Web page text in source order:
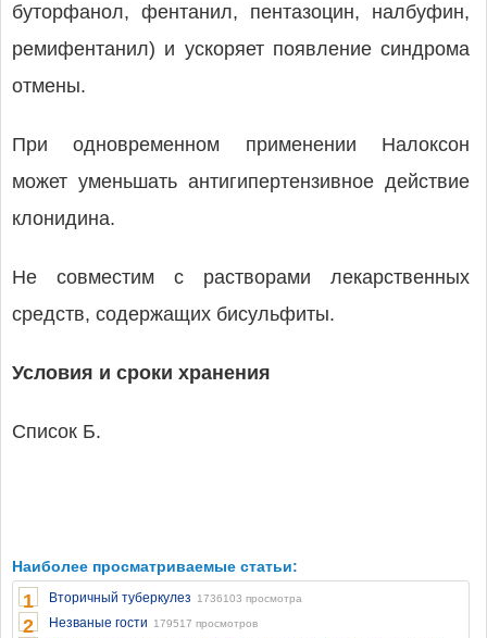
буторфанол, фентанил, пентазоцин, налбуфин,
ремифентанил) и ускоряет появление синдрома
отмены.
При одновременном применении Налоксон
может уменьшать антигипертензивное действие
клонидина.
Не совместим с растворами лекарственных
средств, содержащих бисульфиты.
Условия и сроки хранения
Список Б.
Наиболее просматриваемые статьи:
1 Вторичный туберкулез 1736103 просмотра
2 Незваные гости 179517 просмотров